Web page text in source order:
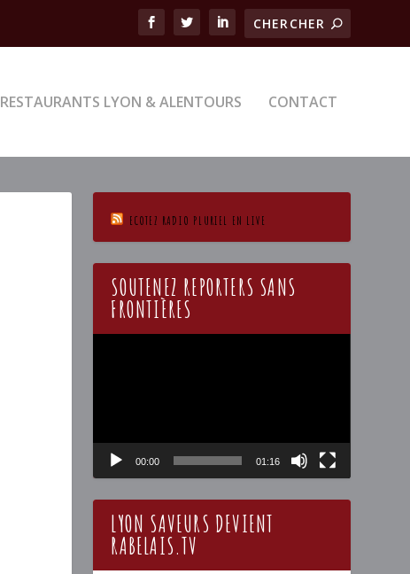
RESTAURANTS LYON & ALENTOURS CONTACT
ECOTEZ RADIO PLURIEL EN LIVE
SOUTENEZ REPORTERS SANS
FRONTIÈRES
00:00 01:16
LYON SAVEURS DEVIENT
RABELAIS.TV